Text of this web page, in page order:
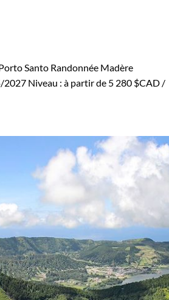
Santo Randonnée Madère
2027 Niveau : à partir de 5 280 $CAD /